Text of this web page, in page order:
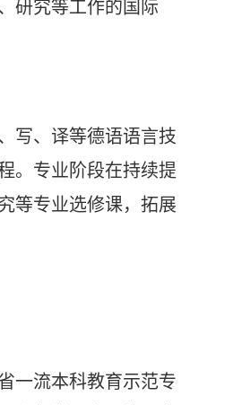
研究等工作的国际
写、译等德语语言技
。专业阶段在持续提
等专业选修课，拓展
一流本科教育示范专